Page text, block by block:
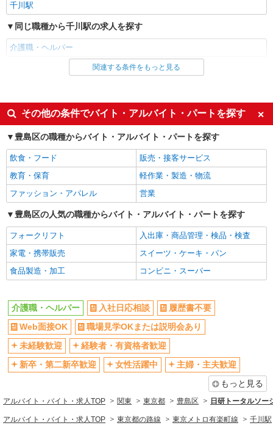
時給1650円〜2312円 ＜日払い有/週払い有/交
通費全支給(ガソリン代含む)＞
キープ 詳細を見る
職業紹介
株式会社kotrio /●SW-S-2109849
では負担少なめ♪
【正社員】月給240,000〜400,000円 ・基本
給：200,000円〜220,000円 ・資格手当：10,000〜
30,000円 ・役職手当：10,000〜70,000円 ・処遇改
善手当：20,000〜60,000円（勤続年数、保有資格
により変動） ・固定残業手当：20,000円（10時
間） ※固定残業時間を超過する場合には超過勤務
手当として別途支給 ・夜勤手当：10,000円/1回
（上記給与とは別に支給） 下記資格をお持ちの方
歓迎 ・認知症介護基礎研修 ・初任者研修 ・実務
者研修 ・介護福祉士 など
東京都豊島区
キープ 詳細を見る
派遣社員
株式会社kotrio /●SW-H1-1943965
大塚駅▼綺麗なサ高住で生活ケア▼清掃やフロ
通費全支給(ガソリン代含む)＞
豊島区 最寄り：大塚駅
キープ
派遣社員
大塚駅＊幅広い世代が活動中！サ高住のサポー
時給1650円〜2312円 ＜日払い有/週払い有/交
千川駅
同じ職種から千川駅の求人を探す
介護職・ヘルパー
同じ雇用形態から千川駅の求人を探す
派遣社員
紹介予定派遣
同じ特徴から千川駅の求人を探す
入社日応相談
履歴書不要
Web面接OK
職場見学OKまたは説明会あり
未経験歓迎
経験者・有資格者歓迎
新卒・第二新卒歓迎
女性活躍中
主婦・主夫歓迎
フリーター歓迎
学歴不問
ブランクOK
ミドル（40代～）活躍中
エルダー（50代～）活躍中
シニア（60代～）活躍中
昇給あり
10時～勤務OK
16時前退社OK
時間や曜日が選べる・シフト自由
深夜
禁煙・分煙
残業ほぼなし
転勤なし
登録制
社割・特典あり
研修制度あり
資格取得支援制度あり
関連する条件をもっと見る
その他の条件でバイト・アルバイト・パートを探す
豊島区の職種からバイト・アルバイト・パートを探す
飲食・フード
販売・接客サービス
教育・保育
軽作業・製造・物流
ファッション・アパレル
営業
豊島区の人気の職種からバイト・アルバイト・パートを探す
フォークリフト
入出庫・商品管理・検品・検査
家電・携帯販売
スイーツ・ケーキ・パン
食品製造・加工
コンビニ・スーパー
介護職・ヘルパー 入社日応相談
履歴書不要
Web面接OK
職場見学OKまたは説明会あり
未経験歓迎
経験者・有資格者歓迎
新卒・第二新卒歓迎
女性活躍中
主婦・主夫歓迎
もっと見る
アルバイト・バイト・求人TOP 関東 東京都 豊島区 日研トータルソ
アルバイト・バイト・求人TOP 東京都の路線 東京メトロ有楽町線 千川駅